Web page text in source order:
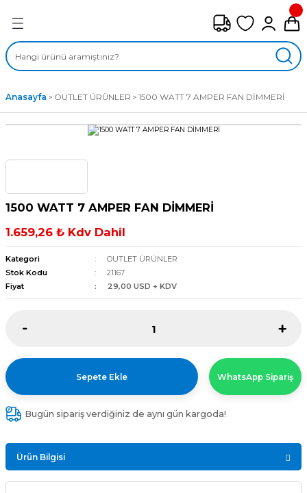
ÇEŞİTLERİ
FANLAR
FANLAR
Anasayfa OUTLET ÜRÜNLER 1500 WATT 7 AMPER FAN DİMMERİ
1500 WATT 7 AMPER FAN DİMMERİ
1.659,26 ₺ Kdv Dahil
Kategori
OUTLET ÜRÜNLER
Stok Kodu
21167
Fiyat
29,00 USD + KDV
Sepete Ekle WhatsApp Sipariş
Bugün sipariş verdiğiniz de aynı gün kargoda!
Ürün Bilgisi